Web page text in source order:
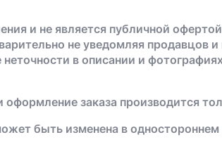
и не является публичной
не уведомляя продавцов
в описании и
заказа производится
быть изменена в одностороннем